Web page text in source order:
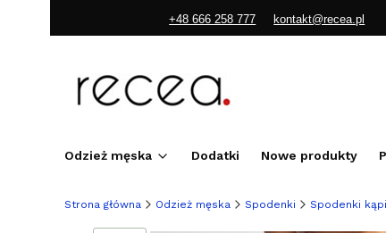
+48 666 258 777 kontakt@recea.pl
Odzież męska Dodatki Nowe produkty
Strona główna Odzież męska Spodenki Spodenki